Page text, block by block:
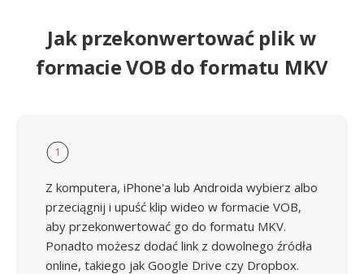
Jak przekonwertować plik w
formacie VOB do formatu MKV
1
Z komputera, iPhone'a lub Androida wybierz albo
przeciągnij i upuść klip wideo w formacie VOB,
aby przekonwertować go do formatu MKV.
Ponadto możesz dodać link z dowolnego źródła
online, takiego jak Google Drive czy Dropbox.